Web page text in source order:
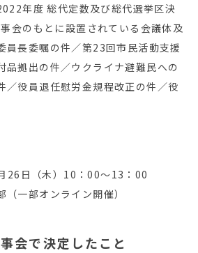
年度 総代定数及び総代選挙区決
会のもとに設置されている会議体及
員長委嘱の件／第23回市民活動支援
品拠出の件／ウクライナ避難民への
／役員退任慰労金規程改正の件／役
26日（木）10：00～13：00
一部オンライン開催）
会で決定したこと